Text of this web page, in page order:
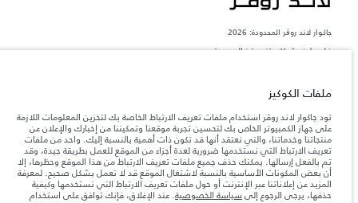
جاكوار لاند روڨر المحدودة: 2026
فلسطين, شركة ريتز موترز المحدودة
والحد الأقصى لأحمال المحور عند تحميل السيارة بالإكسسوارات والركاب والسوائل والوقود
المعلومات والمواصفات والأسعار والألوان المذكورة على هذا الموقع قد تختلف من بلد إلى
آخر، كما أنّها قد تتغير بدون إشعار مسبق. الرجاء التواصل مع وكيلنا المحلي للتأكد من توفّرها
والتحقق من الأسعار.
ملاحظة مهمة حول الصور والمواصفات. إن النقص العالمي في أشباه الموصلات يؤثر حاليًا
في مواصفات تصميم السيارات وتوفر الخيارات وتوقيتات التصاميم. هذا ظرف ديناميكي
للغاية، ونتيجة لذلك، قد لا تمثّل الصور المستخدَمة ضمن موقع الويب حاليًا المواصفات الحالية
ملفات الكوكيز
تود جاكوار لاند روڤر استخدام ملفات تعريف الارتباط الخاصة بك لتخزين المعلومات اللازمة
على جهاز الكمبيوتر الخاص بك لتحسين تجربة موقعنا وتمكيننا من إخبارك والإعلان عن
منتجاتنا وخدماتنا، والتي نعتقد أنها قد تكون ذات أهمية بالنسبة إليك. واحد من ملفات
تعريف الارتباط التي نستخدمها ضرورية لعدة أجزاء من الموقع للعمل بطريقة جيدة، وقد
تم بالفعل إرسالها. يمكنك حذف جميع ملفات تعريف الارتباط من هذا الموقع وحظرها، إلا
أن بعض المكونات الأساسية بالنسبة لاشتغال الموقع قد لا تعمل بشكل صحيح. لمعرفة
المزيد عن إعلاناتنا عبر الإنترنت أو حول ملفات تعريف الارتباط التي نستخدمها وكيفية
حذفها، يرجى الرجوع إلى سياسة الخصوصية. عند الإغلاق، فإنك توافق على استخدام